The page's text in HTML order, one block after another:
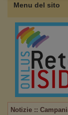
Menu del sito
Notizie ::